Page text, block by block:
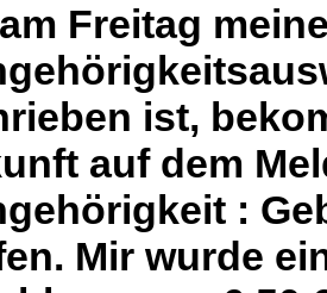
Freitag
ist,
auf dem
:
Mir wurde